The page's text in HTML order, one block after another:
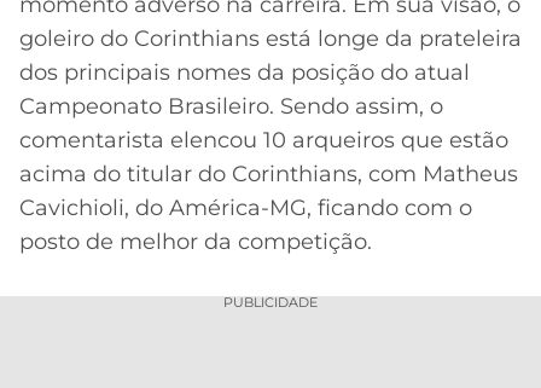
DE
INDICAÇÃO
BET365
CÓDIGO
BETANO
MELHORES
DE
SÃO
PAULO
SANTOS
FLAMENGO
FLUMINENSE
LIBERTADORES
COPA
DO
BRASIL
PREMIER
LEAGUE
COPA
DA
BOLA
PALPITES
goleiro do Corinthians está longe da prateleira
dos principais nomes da posição do atual
Campeonato Brasileiro. Sendo assim, o
comentarista elencou 10 arqueiros que estão
acima do titular do Corinthians, com Matheus
Cavichioli, do América-MG, ficando com o
posto de melhor da competição.
PUBLICIDADE